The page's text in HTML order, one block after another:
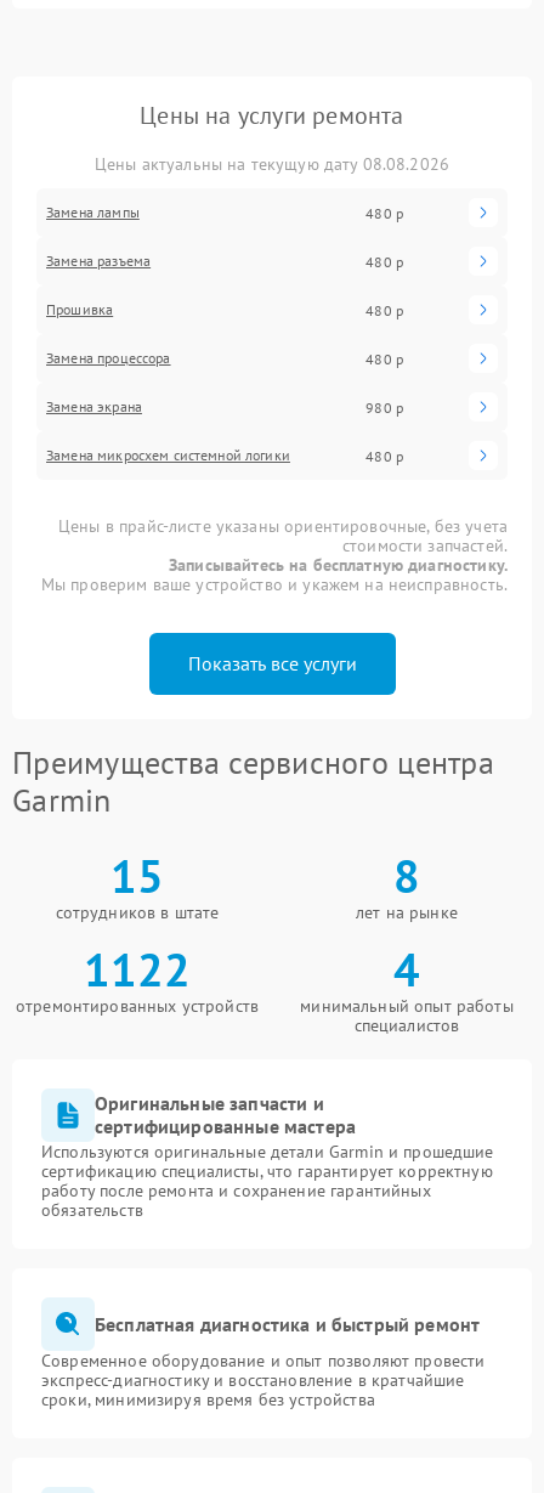
Цены на услуги ремонта
Цены актуальны на текущую дату 08.08.2026
Замена лампы 480 р
Замена разъема 480 р
Прошивка 480 р
Замена процессора 480 р
Замена экрана 980 р
Замена микросхем системной логики 480 р
Цены в прайс-листе указаны ориентировочные, без учета
стоимости запчастей.
Записывайтесь на бесплатную диагностику.
Мы проверим ваше устройство и укажем на неисправность.
Показать все услуги
Преимущества сервисного центра
Garmin
15
сотрудников в штате
8
лет на рынке
1122
отремонтированных устройств
4
минимальный опыт работы
специалистов
Оригинальные запчасти и
сертифицированные мастера
Используются оригинальные детали Garmin и прошедшие
сертификацию специалисты, что гарантирует корректную
работу после ремонта и сохранение гарантийных
обязательств
Бесплатная диагностика и быстрый ремонт
Современное оборудование и опыт позволяют провести
экспресс-диагностику и восстановление в кратчайшие
сроки, минимизируя время без устройства